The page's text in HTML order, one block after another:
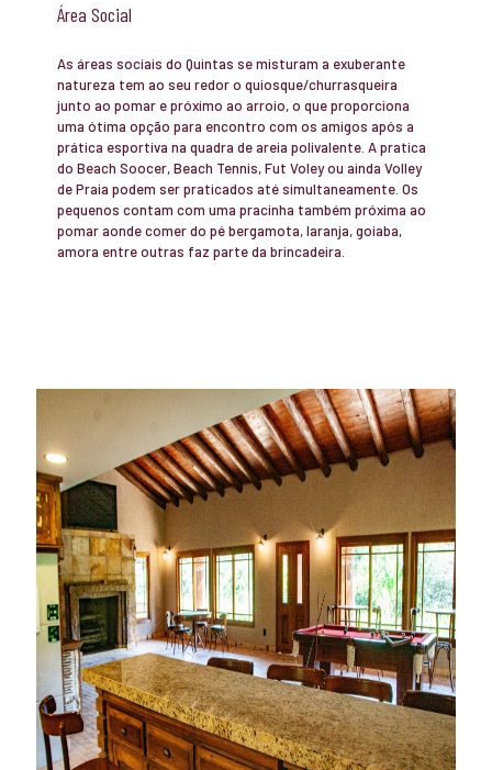
Área Social
As áreas sociais do Quintas se misturam a exuberante
natureza tem ao seu redor o quiosque/churrasqueira
junto ao pomar e próximo ao arroio, o que proporciona
uma ótima opção para encontro com os amigos após a
prática esportiva na quadra de areia polivalente. A pratica
do Beach Soocer, Beach Tennis, Fut Voley ou ainda Volley
de Praia podem ser praticados até simultaneamente. Os
pequenos contam com uma pracinha também próxima ao
pomar aonde comer do pé bergamota, laranja, goiaba,
amora entre outras faz parte da brincadeira.